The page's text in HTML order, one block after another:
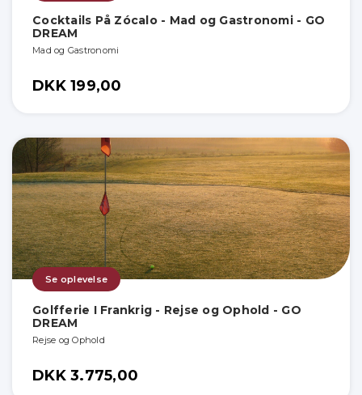
Cocktails På Zócalo - Mad og Gastronomi - GO
DREAM
Mad og Gastronomi
DKK 199,00
Se oplevelse
Golfferie I Frankrig - Rejse og Ophold - GO
DREAM
Rejse og Ophold
DKK 3.775,00